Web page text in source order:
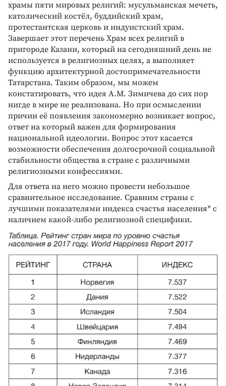
храмы пяти мировых религий: мусульманская мечеть,
католический костёл, буддийский храм,
протестантская церковь и индуистский храм.
Завершает этот перечень Храм всех религий в
пригороде Казани, который на сегодняшний день не
используется в религиозных целях, а выполняет
функцию архитектурной достопримечательности
Татарстана. Таким образом, мы можем
констатировать, что идея А.М. Зимичева до сих пор
нигде в мире не реализована. Но при осмыслении
причин её появления закономерно возникает вопрос,
ответ на который важен для формирования
национальной идеологии. Вопрос этот касается
возможности обеспечения долгосрочной социальной
стабильности общества в стране с различными
религиозными конфессиями.
Для ответа на него можно провести небольшое
сравнительное исследование. Сравним страны с
лучшими показателями индекса счастья населения* с
наличием какой‑либо религиозной специфики.